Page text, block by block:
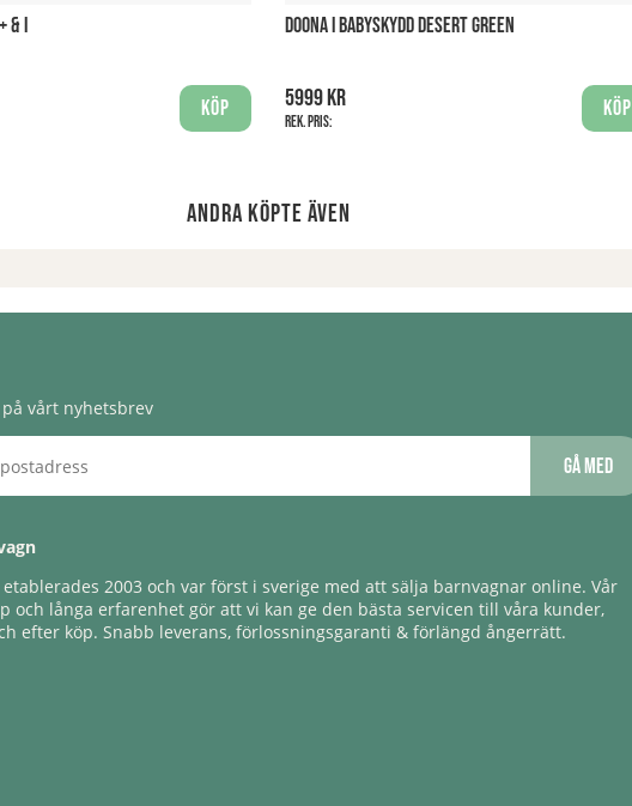
& I
Köp
DOONA I BABYSKYDD DESERT GREEN
5999 kr
Rek. pris:
Köp
Andra köpte även
vårt nyhetsbrev
Gå med
2003 och var först i sverige med att sälja barnvagnar online. Vår
och långa erfarenhet gör att vi kan ge den bästa servicen till våra kunder,
efter köp. Snabb leverans, förlossningsgaranti & förlängd ångerrätt.